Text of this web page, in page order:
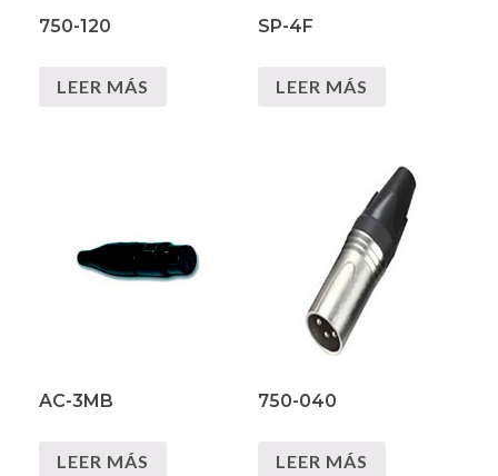
750-120
LEER MÁS
SP-4F
LEER MÁS
AC-3MB
LEER MÁS
750-040
LEER MÁS